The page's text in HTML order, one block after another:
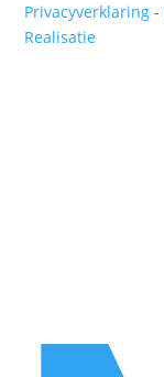
Privacyverklaring -
Realisatie